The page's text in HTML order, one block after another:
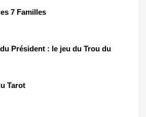
7 Familles
Président : le jeu du Trou du
Tarot